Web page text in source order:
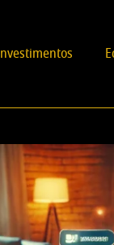
Investimentos